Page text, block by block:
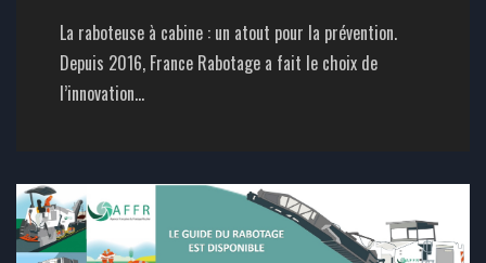
La raboteuse à cabine : un atout pour la prévention.
Depuis 2016, France Rabotage a fait le choix de
l’innovation...